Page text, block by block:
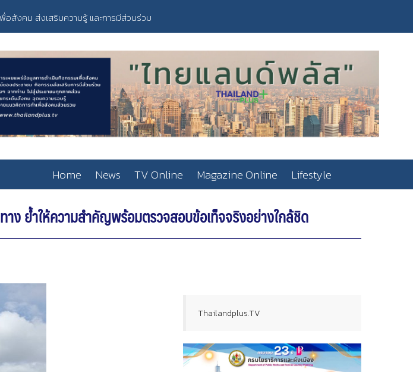
อสังคม ส่งเสริมความรู้ และการมีส่วนร่วม
Home News TV Online Magazine Online Lifestyle
ง ย้ำให้ความสำคัญพร้อมตรวจสอบข้อเท็จจริงอย่างใกล้ชิด
Thailandplus.TV